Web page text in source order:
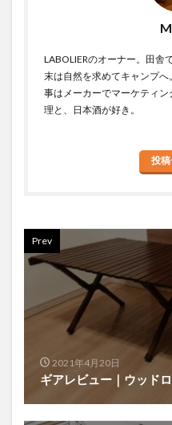
LABOLIERのオーナー。田舎
末は自然を求めてキャンプ
事はメーカーでマーケティ
理と、日本酒が好き。
投
Prev
2021年4月20日
ギアレビュー｜ウッド